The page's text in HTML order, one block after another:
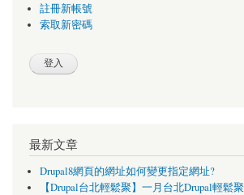
註冊新帳號
索取新密碼
最新文章
Drupal8網頁的網址如何變更指定網址?
【Drupal台北輕鬆聚】一月台北Drupal輕鬆聚